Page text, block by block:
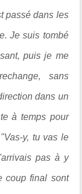
passé dans les
Je suis tombé
puis je me
sans
dans un
à temps pour
y, tu vas le
pas à y
coup final sont